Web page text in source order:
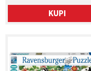
KUPI